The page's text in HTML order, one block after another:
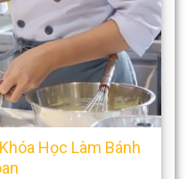
Học Làm Bánh